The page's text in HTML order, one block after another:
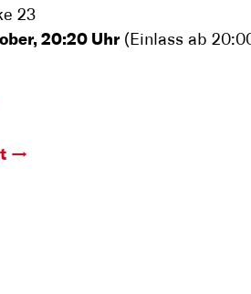
23
20:20 Uhr(Einlass ab